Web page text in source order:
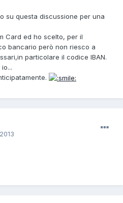
su questa discussione per una
Card ed ho scelto, per il
bancario però non riesco a
particolare il codice IBAN.